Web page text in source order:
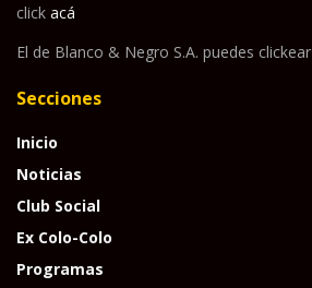
click acá
El de Blanco & Negro S.A. puedes clickear
Secciones
Inicio
Noticias
Club Social
Ex Colo-Colo
Programas